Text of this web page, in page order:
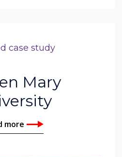
case study
Mary
more